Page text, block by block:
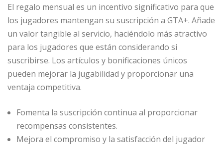
El regalo mensual es un incentivo significativo para que
los jugadores mantengan su suscripción a GTA+. Añade
un valor tangible al servicio, haciéndolo más atractivo
para los jugadores que están considerando si
suscribirse. Los artículos y bonificaciones únicos
pueden mejorar la jugabilidad y proporcionar una
ventaja competitiva.
Fomenta la suscripción continua al proporcionar
recompensas consistentes.
Mejora el compromiso y la satisfacción del jugador